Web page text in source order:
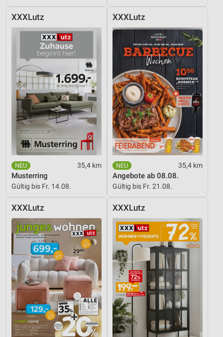
XXXLutz
35,4 km
Musterring
Gültig bis Fr. 14.08.
XXXLutz
35,4 km
Angebote ab 08.08.
Gültig bis Fr. 21.08.
XXXLutz XXXLutz